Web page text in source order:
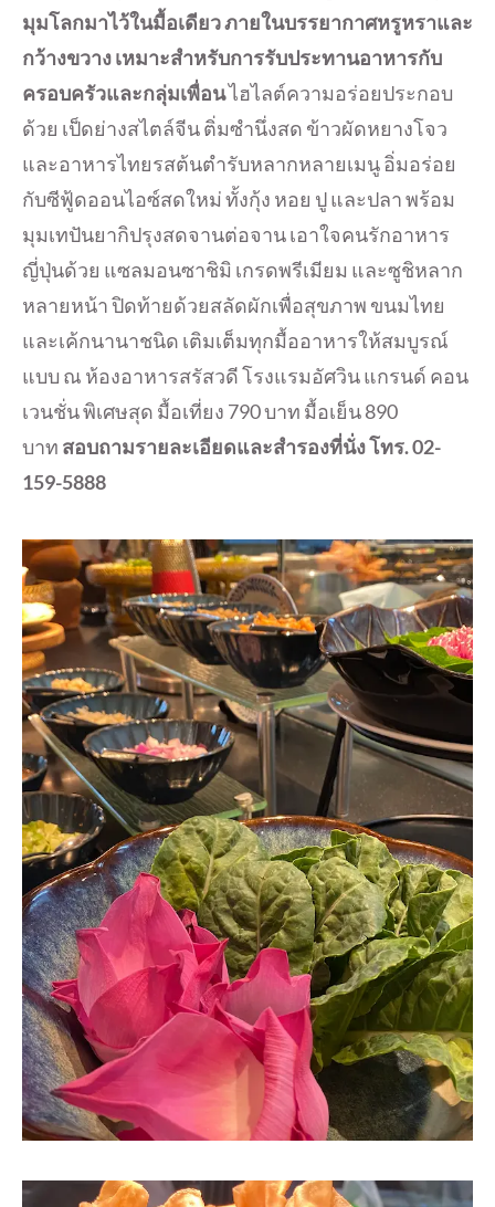
มุมโลกมาไว้ในมื้อเดียว ภายในบรรยากาศหรูหราและ
กว้างขวาง เหมาะสำหรับการรับประทานอาหารกับ
ครอบครัวและกลุ่มเพื่อนไฮไลต์ความอร่อยประกอบ
ด้วย เป็ดย่างสไตล์จีน ติ่มซำนึ่งสด ข้าวผัดหยางโจว
และอาหารไทยรสต้นตำรับหลากหลายเมนู อิ่มอร่อย
กับซีฟู้ดออนไอซ์สดใหม่ ทั้งกุ้ง หอย ปู และปลา พร้อม
มุมเทปันยากิปรุงสดจานต่อจาน เอาใจคนรักอาหาร
ญี่ปุ่นด้วย แซลมอนซาชิมิ เกรดพรีเมียม และซูชิหลาก
หลายหน้า ปิดท้ายด้วยสลัดผักเพื่อสุขภาพ ขนมไทย
และเค้กนานาชนิด เติมเต็มทุกมื้ออาหารให้สมบูรณ์
แบบ ณ ห้องอาหารสรัสวดี โรงแรมอัศวิน แกรนด์ คอน
เวนชั่น พิเศษสุด มื้อเที่ยง 790 บาท มื้อเย็น 890
บาท สอบถามรายละเอียดและสำรองที่นั่ง โทร. 02-
159-5888